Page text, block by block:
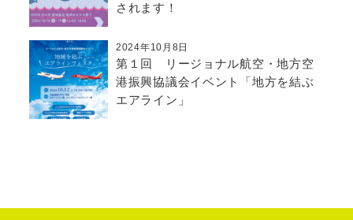
されます！
2024年10月8日
第１回 リージョナル航空・地方空
港振興協議会イベント「地方を結ぶ
エアライン」